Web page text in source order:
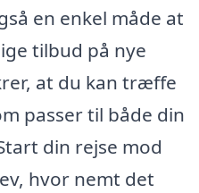
en enkel måde at
tilbud på nye
at du kan træffe
passer til både din
din rejse mod
hvor nemt det